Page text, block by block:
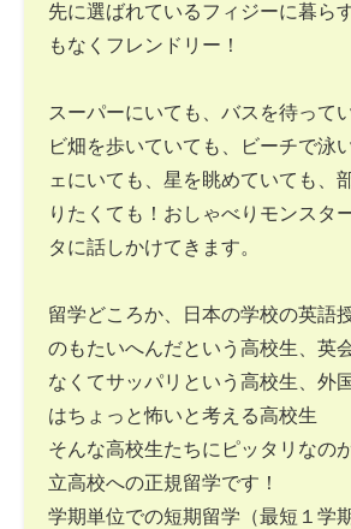
先に選ばれているフィジーに暮ら
もなくフレンドリー！
スーパーにいても、バスを待って
ビ畑を歩いていても、ビーチで泳
ェにいても、星を眺めていても、
りたくても！おしゃべりモンスタ
タに話しかけてきます。
留学どころか、日本の学校の英語
のもたいへんだという高校生、英
なくてサッパリという高校生、外
はちょっと怖いと考える高校生
そんな高校生たちにピッタリなの
立高校への正規留学です！
学期単位での短期留学（最短１学